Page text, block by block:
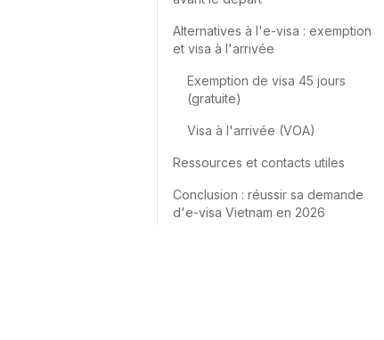
Alternatives à l'e-visa : exemption
et visa à l'arrivée
Exemption de visa 45 jours
(gratuite)
Visa à l'arrivée (VOA)
Ressources et contacts utiles
Conclusion : réussir sa demande
d'e-visa Vietnam en 2026